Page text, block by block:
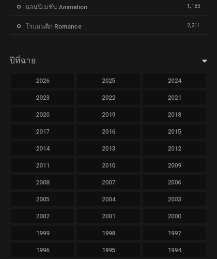
แอนนิเมชั่น Animation 1,183
โรแมนติก Romance 2,211
ปีที่ฉาย
2026 2025 2024
2023 2022 2021
2020 2019 2018
2017 2016 2015
2014 2013 2012
2011 2010 2009
2008 2007 2006
2005 2004 2003
2002 2001 2000
1999 1998 1997
1996 1995 1994